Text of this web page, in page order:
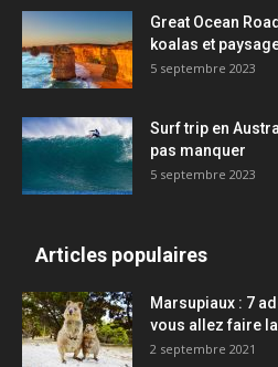
Great Ocean
koalas et
5 septembre 2023
Surf trip en
pas manquer
5 septembre 2023
Articles populaires
Marsupiaux : 7
vous allez faire
2 septembre 2021